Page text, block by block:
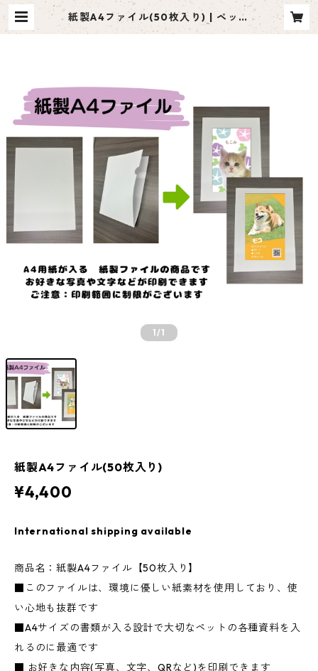
紙製A4ファイル(50枚入り) | ペット
名刺 moco me（モコミー）
1/1
紙製A4ファイル(50枚入り)
¥4,400
International shipping available
商品名：紙製A4ファイル【50枚入り】
■このファイルは、環境に優しい紙素材を使用しており、使
い心地も抜群です
■A4サイズの書類が入る設計で大切なペットの各種資料を入
れるのに最適です
■ お好きな内容(写真、文字、QRなど)を印刷できます